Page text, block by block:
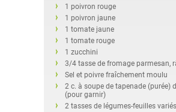
1 poivron rouge
1 poivron jaune
1 tomate jaune
1 tomate rouge
1 zucchini
3/4 tasse de fromage parmesan,
Sel et poivre fraîchement moulu
2 c. à soupe de tapenade (purée)
(pour garnir)
2 tasses de légumes-feuilles